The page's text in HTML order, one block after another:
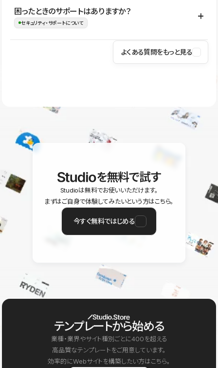
ながらレイアウトに影響を与えずに更新作業を進めやすくなりま
す。
Studioでは、公開サイトやサービスを安全に利用できるよう、通信
の暗号化、データ保護、アクセス管理、脆弱性対策など、複数の観
はSSL/TLSによる通信暗号化に対応しており、悪質なスクリプトの
困ったときのサポートはありますか？
セキュリティ・サポートについて
操作方法や機能については、ヘルプセンターでご確認いただけま
ユーザー同士で質問・相談できるコミュニティもご利用ください。
よくある質問をもっと見る
を無料で試す
Studioは無料でお使いいただけます。
まずはご自身で体験してみたいという方はこちら。
今すぐ無料ではじめる
テンプレートから始める
業種・業界やサイト種別ごとに400を超える
高品質なテンプレートをご用意しています。
効率的にWebサイトを構築したい方はこちら。